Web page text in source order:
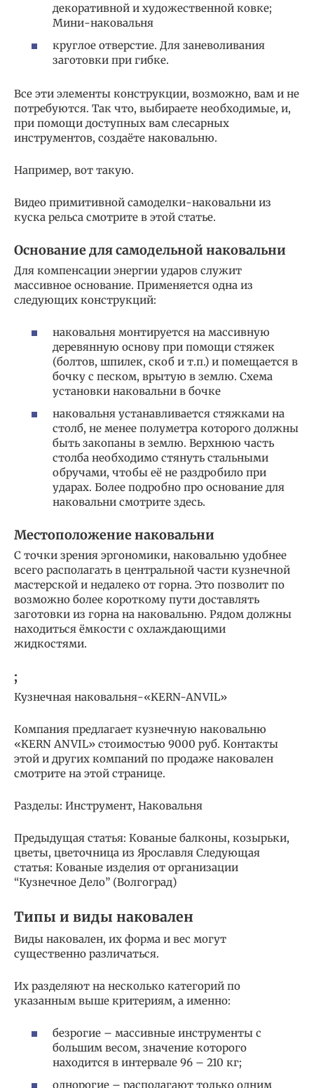
декоративной и художественной ковке;
Мини-наковальня
круглое отверстие. Для заневоливания
заготовки при гибке.
Все эти элементы конструкции, возможно, вам и не
потребуются. Так что, выбираете необходимые, и,
при помощи доступных вам слесарных
инструментов, создаёте наковальню.
Например, вот такую.
Видео примитивной самоделки-наковальни из
куска рельса смотрите в этой статье.
Основание для самодельной наковальни
Для компенсации энергии ударов служит
массивное основание. Применяется одна из
следующих конструкций:
наковальня монтируется на массивную
деревянную основу при помощи стяжек
(болтов, шпилек, скоб и т.п.) и помещается в
бочку с песком, врытую в землю. Схема
установки наковальни в бочке
наковальня устанавливается стяжками на
столб, не менее полуметра которого должны
быть закопаны в землю. Верхнюю часть
столба необходимо стянуть стальными
обручами, чтобы её не раздробило при
ударах. Более подробно про основание для
наковальни смотрите здесь.
Местоположение наковальни
С точки зрения эргономики, наковальню удобнее
всего располагать в центральной части кузнечной
мастерской и недалеко от горна. Это позволит по
возможно более короткому пути доставлять
заготовки из горна на наковальню. Рядом должны
находиться ёмкости с охлаждающими
жидкостями.
;
Кузнечная наковальня-«KERN-ANVIL»
Компания предлагает кузнечную наковальню
«KERN ANVIL» стоимостью 9000 руб. Контакты
этой и других компаний по продаже наковален
смотрите на этой странице.
Разделы: Инструмент, Наковальня
Предыдущая статья: Кованые балконы, козырьки,
цветы, цветочница из Ярославля Следующая
статья: Кованые изделия от организации
“Кузнечное Дело” (Волгоград)
Типы и виды наковален
Виды наковален, их форма и вес могут
существенно различаться.
Их разделяют на несколько категорий по
указанным выше критериям, а именно:
безрогие – массивные инструменты с
большим весом, значение которого
находится в интервале 96 – 210 кг;
однорогие – располагают только одним